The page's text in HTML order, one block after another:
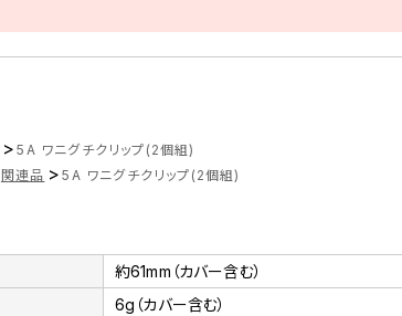
> 5A ワニグチクリップ(2個組)
関連品 > 5A ワニグチクリップ(2個組)
約61mm（カバー含む）
6g（カバー含む）